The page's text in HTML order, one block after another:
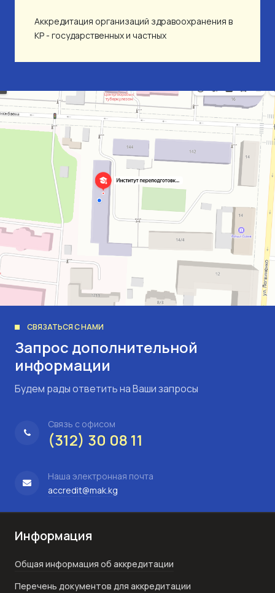
Аккредитация организаций здравоохранения в
КР - государственных и частных
СВЯЗАТЬСЯ С НАМИ
Запрос дополнительной
информации
Будем рады ответить на Ваши запросы
Связь с офисом
(312) 30 08 11
Наша электронная почта
accredit@mak.kg
Информация
Общая информация об аккредитации
Перечень документов для аккредитации